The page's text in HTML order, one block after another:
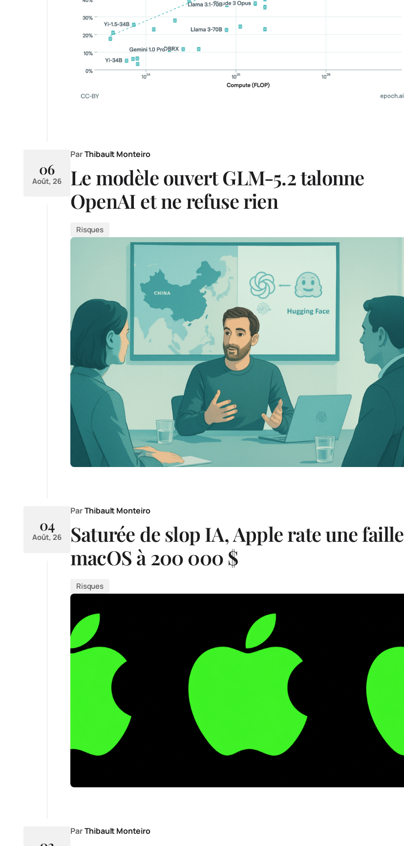
06
Août, 26
Par Thibault Monteiro
Le modèle ouvert GLM-5.2 talonne
OpenAI et ne refuse rien
Risques
04
Août, 26
Par Thibault Monteiro
Saturée de slop IA, Apple rate une faille
macOS à 200 000 $
Risques
Par Thibault Monteiro